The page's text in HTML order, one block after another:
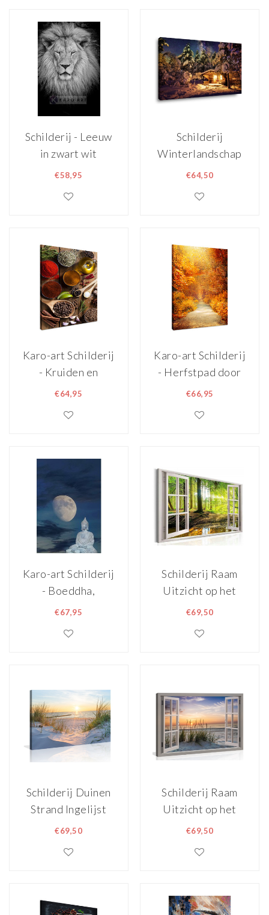
Schilderij - Leeuw
in zwart wit
€58,95
Schilderij
Winterlandschap
met sterren 80 x
€64,50
Karo-art Schilderij
- Kruiden en
Specerijen op
print dus super
€64,95
Karo-art Schilderij
- Herfstpad door
het Bos, Premium
Wanddecoratie
€66,95
Karo-art Schilderij
- Boeddha,
meditatie in het
grijs, 2 maten ,
€67,95
Schilderij Raam
Uitzicht op het
Bos Ingelijst
€69,50
Schilderij Duinen
Strand Ingelijst
120x80cm XXL
€69,50
Schilderij Raam
Uitzicht op het
Duin Ingelijst
€69,50